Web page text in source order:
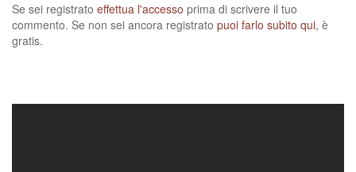
Se sei registrato effettua l'accesso prima di scrivere il tuo
commento. Se non sei ancora registrato puoi farlo subito qui, è
gratis.